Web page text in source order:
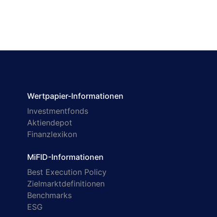
Wertpapier-Informationen
Investmentfonds
Aktiendepot
Finanzlexikon
MiFID-Informationen
Best Execution Policy
Zielmarktdefinitionen
Benchmarks
ESG